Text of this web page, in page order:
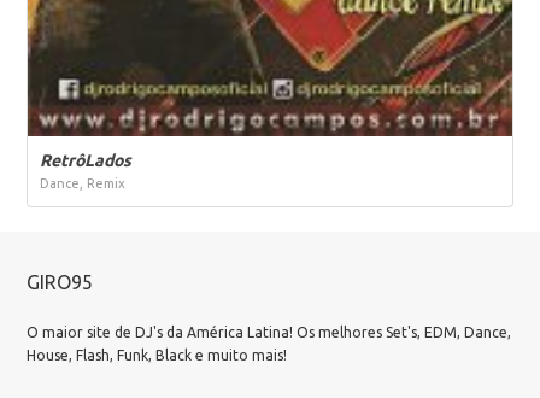
RetrôLados
Dance, Remix
GIRO95
O maior site de DJ's da América Latina! Os melhores Set's, EDM, Dance,
House, Flash, Funk, Black e muito mais!